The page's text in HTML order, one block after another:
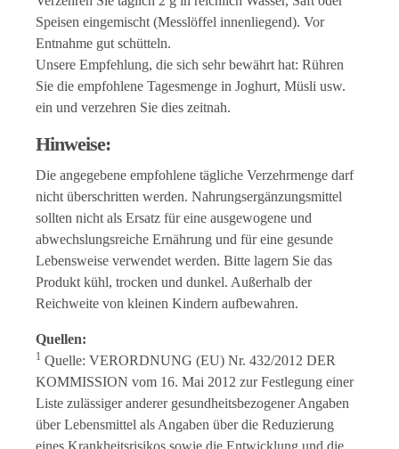
Speisen eingemischt (Messlöffel innenliegend). Vor
Entnahme gut schütteln.
Unsere Empfehlung, die sich sehr bewährt hat: Rühren
Sie die empfohlene Tagesmenge in Joghurt, Müsli usw.
ein und verzehren Sie dies zeitnah.
Hinweise:
Die angegebene empfohlene tägliche Verzehrmenge darf
nicht überschritten werden. Nahrungsergänzungsmittel
sollten nicht als Ersatz für eine ausgewogene und
abwechslungsreiche Ernährung und für eine gesunde
Lebensweise verwendet werden. Bitte lagern Sie das
Produkt kühl, trocken und dunkel. Außerhalb der
Reichweite von kleinen Kindern aufbewahren.
Quellen:
1 Quelle: VERORDNUNG (EU) Nr. 432/2012 DER
KOMMISSION vom 16. Mai 2012 zur Festlegung einer
Liste zulässiger anderer gesundheitsbezogener Angaben
über Lebensmittel als Angaben über die Reduzierung
eines Krankheitsrisikos sowie die Entwicklung und die